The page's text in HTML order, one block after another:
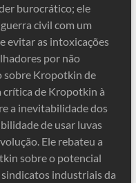
burocrático; ele
civil com um
evitar as intoxicações
por não
sobre Kropotkin de
crítica de Kropotkin à
a inevitabilidade dos
de usar luvas
Ele rebateu a
sobre o potencial
industriais da